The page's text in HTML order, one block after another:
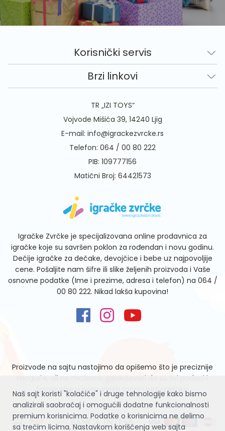
Naš sajt koristi "kolačiće" i druge tehnologije kako bismo
analizirali saobraćaj i omogućili dodatne funkcionalnosti
premium korisnicima. Podatke o korisnicima ne delimo
sa trećim licima. Nastavkom korišćenja web sajta
Korisnički servis
Brzi linkovi
TR „IZI TOYS“
Vojvode Mišića 39, 14240 Ljig
E-mail: info@igrackezvrcke.rs
Telefon: 064 / 00 80 222
PIB: 109777156
Matični Broj: 64421573
Igračke Zvrčke je specijalizovana online prodavnica za
igračke koje su savršen poklon za rođendan i novu godinu.
Dečije igračke za dečake, devojčice i bebe uz najpovoljije
cene. Pošaljite nam šifre ili slike željenih proizvoda i Vaše
osnovne podatke (Ime i prezime, adresa i telefon) na 064 /
00 80 222. Nikad lakša kupovina!
Proizvode na sajtu nastojimo da opišemo što je preciznije
moguće, ali ne možemo garantovati da su svi podaci i
fotografije u potpunosti tačni i bez grešaka.